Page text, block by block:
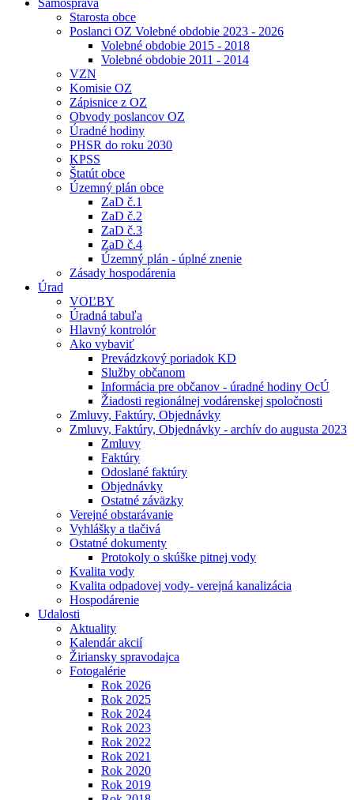
Samospráva
Starosta obce
Poslanci OZ Volebné obdobie 2023 - 2026
Volebné obdobie 2015 - 2018
Volebné obdobie 2011 - 2014
VZN
Komisie OZ
Zápisnice z OZ
Obvody poslancov OZ
Úradné hodiny
PHSR do roku 2030
KPSS
Štatút obce
Územný plán obce
ZaD č.1
ZaD č.2
ZaD č.3
ZaD č.4
Územný plán - úplné znenie
Zásady hospodárenia
Úrad
VOĽBY
Úradná tabuľa
Hlavný kontrolór
Ako vybaviť
Prevádzkový poriadok KD
Služby občanom
Informácia pre občanov - úradné hodiny OcÚ
Žiadosti regionálnej vodárenskej spoločnosti
Zmluvy, Faktúry, Objednávky
Zmluvy, Faktúry, Objednávky - archív do augusta 2023
Zmluvy
Faktúry
Odoslané faktúry
Objednávky
Ostatné záväzky
Verejné obstarávanie
Vyhlášky a tlačivá
Ostatné dokumenty
Protokoly o skúške pitnej vody
Kvalita vody
Kvalita odpadovej vody- verejná kanalizácia
Hospodárenie
Udalosti
Aktuality
Kalendár akcií
Žiriansky spravodajca
Fotogalérie
Rok 2026
Rok 2025
Rok 2024
Rok 2023
Rok 2022
Rok 2021
Rok 2020
Rok 2019